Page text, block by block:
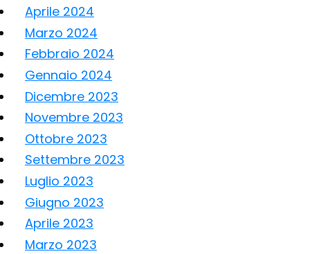
Aprile 2024
Marzo 2024
Febbraio 2024
Gennaio 2024
Dicembre 2023
Novembre 2023
Ottobre 2023
Settembre 2023
Luglio 2023
Giugno 2023
Aprile 2023
Marzo 2023